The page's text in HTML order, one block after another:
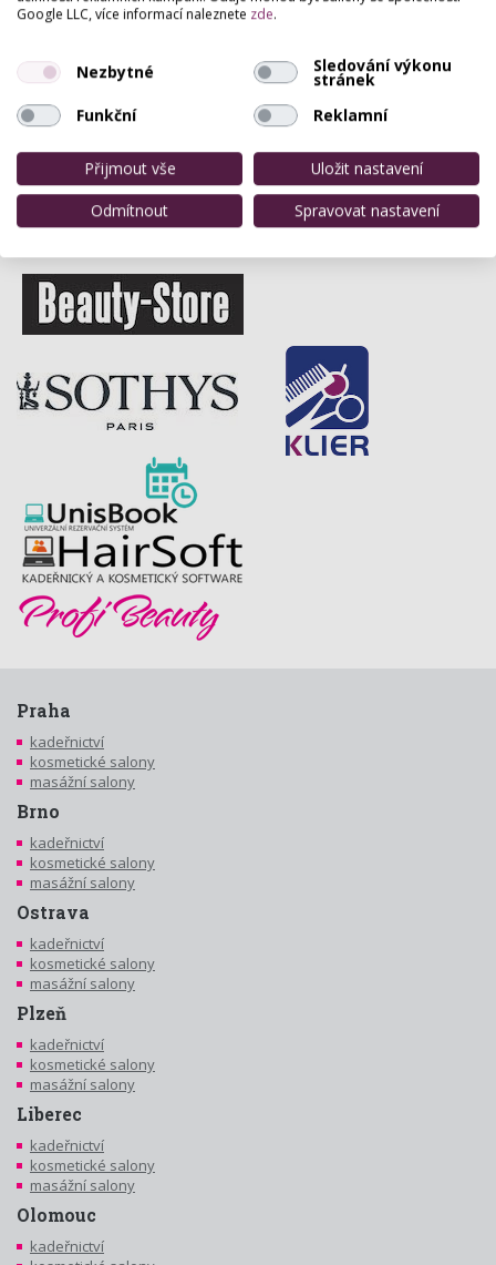
Praha
kadeřnictví
kosmetické salony
masážní salony
Brno
kadeřnictví
kosmetické salony
masážní salony
Ostrava
kadeřnictví
kosmetické salony
masážní salony
Plzeň
kadeřnictví
kosmetické salony
masážní salony
Liberec
kadeřnictví
kosmetické salony
masážní salony
Olomouc
kadeřnictví
Google LLC, více informací naleznete zde.
Nezbytné Sledování výkonu
stránek
Funkční
Reklamní
Přijmout vše
Uložit nastavení
Odmítnout
Spravovat nastavení